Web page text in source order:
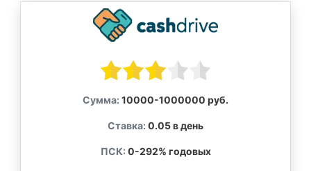
Сумма: 10000-1000000 руб.
Ставка: 0.05 в день
ПСК: 0-292% годовых